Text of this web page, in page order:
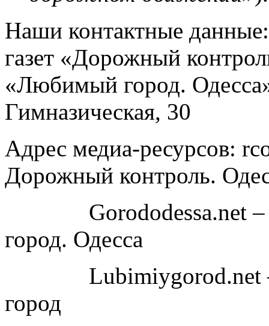
Наши контактные
газет «Дорожный
«Любимый город.
Гимназическая, 30
Адрес медиа-ресурсов:
Дорожный контроль.
Gorododessa.net –
город. Одесса
Lubimiygorod.net
город